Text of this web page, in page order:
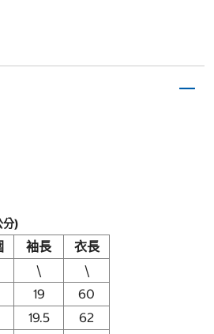
)
袖長
衣長
\
\
19
60
19.5
62